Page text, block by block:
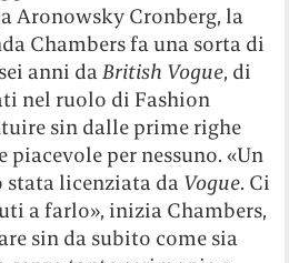
Aronowsky Cronberg, la
Chambers fa una sorta di
anni daBritish Vogue, di
nel ruolo di Fashion
sin dalle prime righe
piacevole per nessuno. «Un
stata licenziata da Vogue. Ci
a farlo», inizia Chambers,
sin da subito come sia